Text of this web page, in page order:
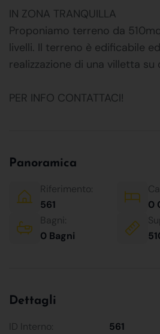
IN ZONA TRANQUILLA
Proponiamo terreno da
livelli. Il terreno è edificabile
realizzazione di una villetta su
PER INFO CONTATTACI!
Panoramica
Riferimento:
561
0
Bagni:
0 Bagni
Dettagli
ID Interno:
561